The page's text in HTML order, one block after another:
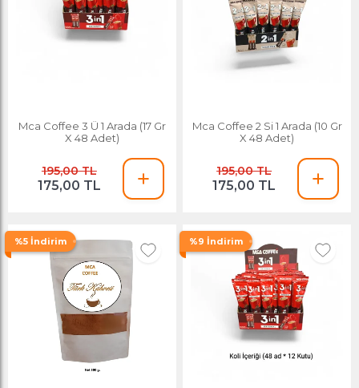
Mca Coffee 3 Ü 1 Arada (17 Gr
X 48 Adet)
195,00 TL
175,00 TL
Mca Coffee 2 Si 1 Arada (10 Gr
X 48 Adet)
195,00 TL
175,00 TL
%5 İndirim %9 İndirim